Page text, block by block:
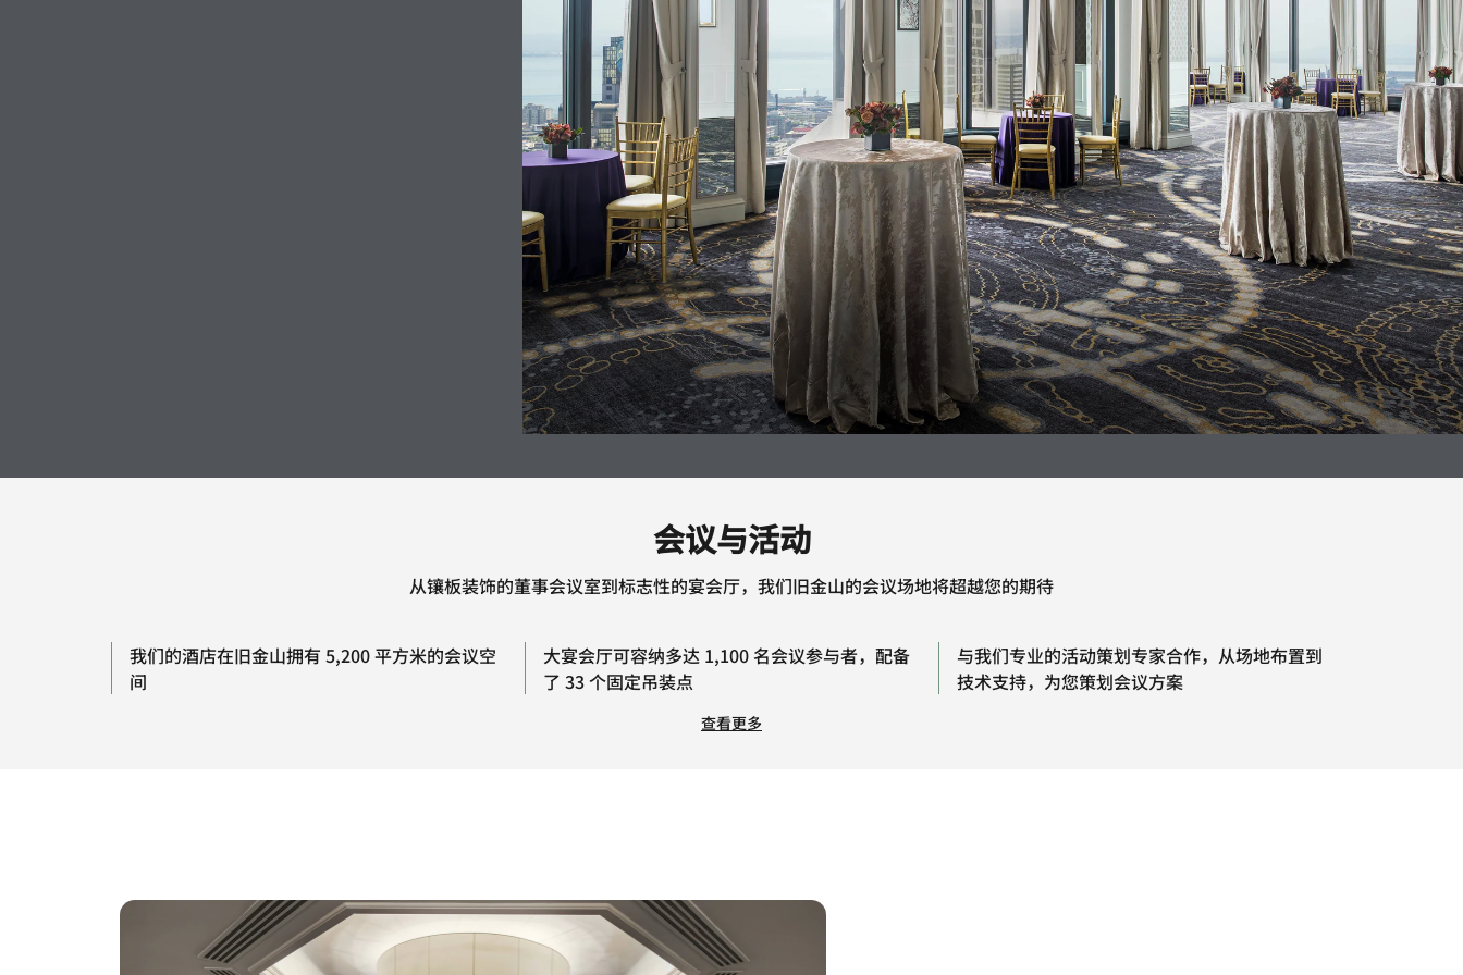
会议与活动
从镶板装饰的董事会议室到标志性的宴会厅，我们旧金山的会议场地将超越您的期待
我们的酒店在旧金山拥有 5,200 平方米的会议空
间
大宴会厅可容纳多达 1,100 名会议参与者，配备
了 33 个固定吊装点
与我们专业的活动策划专家合作，从场地布置到
技术支持，为您策划会议方案
查看更多